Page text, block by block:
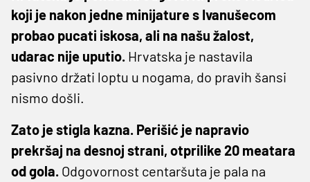
koji je nakon jedne minijature s Ivanušecom
probao pucati iskosa, ali na našu žalost,
udarac nije uputio. Hrvatska je nastavila
pasivno držati loptu u nogama, do pravih šansi
nismo došli.
Zato je stigla kazna. Perišić je napravio
prekršaj na desnoj strani, otprilike 20 meatara
od gola. Odgovornost centaršuta je pala na